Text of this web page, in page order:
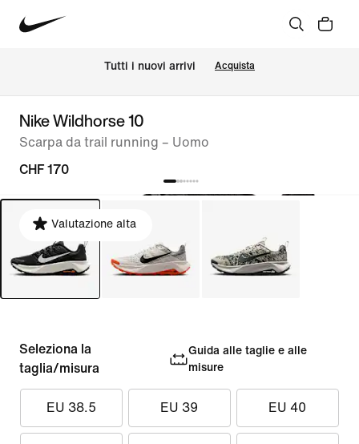
Tutti i nuovi arrivi Acquista
Nike Wildhorse 10
Scarpa da trail running – Uomo
CHF 170
Valutazione alta
Seleziona la
taglia/misura
Guida alle taglie e alle
misure
EU 38.5 EU 39 EU 40